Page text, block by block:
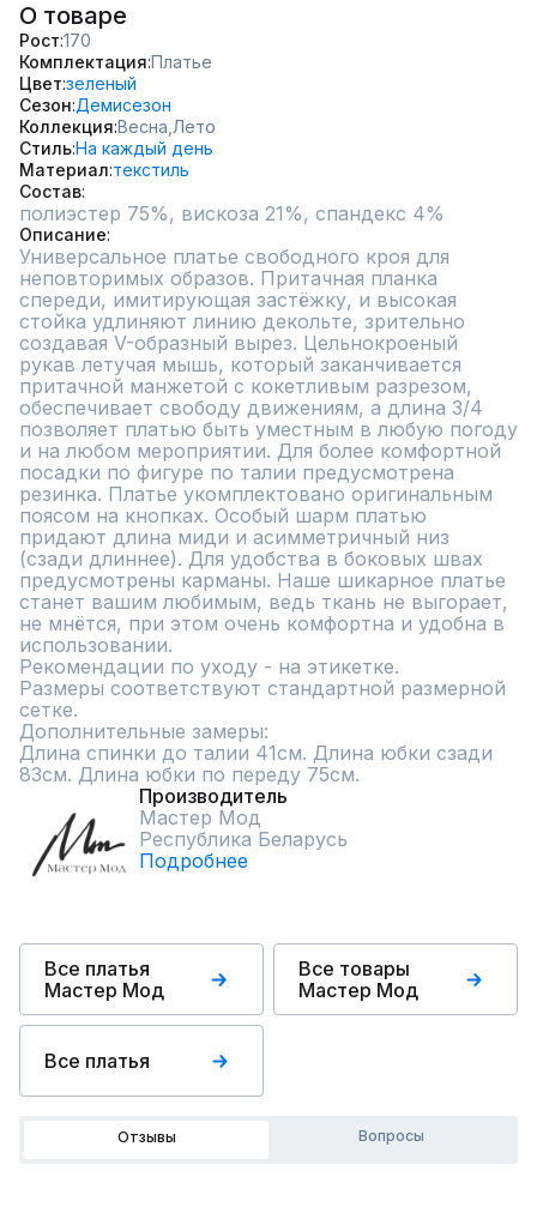
О товаре
Рост 170
Комплектация Платье
Цвет зеленый
Сезон Демисезон
Коллекция Весна, Лето
СтильНа каждый день
Материал текстиль
Состав
полиэстер 75%, вискоза 21%, спандекс 4%
Описание
Универсальное платье свободного кроя для
неповторимых образов. Притачная планка
спереди, имитирующая застёжку, и высокая
стойка удлиняют линию декольте, зрительно
создавая V-образный вырез. Цельнокроеный
рукав летучая мышь, который заканчивается
притачной манжетой с кокетливым разрезом,
обеспечивает свободу движениям, а длина 3/4
позволяет платью быть уместным в любую погоду
и на любом мероприятии. Для более комфортной
посадки по фигуре по талии предусмотрена
резинка. Платье укомплектовано оригинальным
поясом на кнопках. Особый шарм платью
придают длина миди и асимметричный низ
(сзади длиннее). Для удобства в боковых швах
предусмотрены карманы. Наше шикарное платье
станет вашим любимым, ведь ткань не выгорает,
не мнётся, при этом очень комфортна и удобна в
использовании.
Рекомендации по уходу - на этикетке.
Размеры соответствуют стандартной размерной
сетке.
Дополнительные замеры:
Длина спинки до талии 41см. Длина юбки сзади
83см. Длина юбки по переду 75см.
Производитель
Мастер Мод
Республика Беларусь
Подробнее
Все платья
Мастер Мод
Все товары
Мастер Мод
Все платья
Отзывы Вопросы